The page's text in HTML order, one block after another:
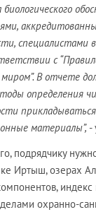
биологического
специалистами
с
В отчете
определения
материалы”, -
подрядчику
Иртыш, озерах
охранно-